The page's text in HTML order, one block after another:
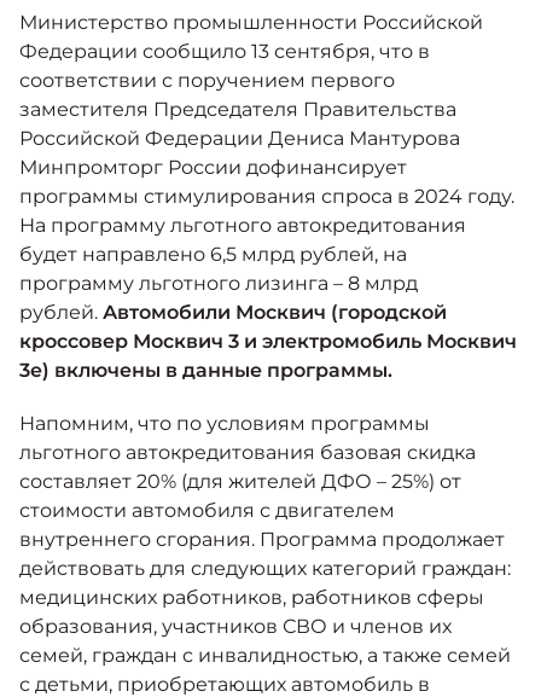
Яркий динамичный седан
от 2 237 000 ₽*
Москвич 3 с ручным
управлением (РУ)
Кроссовер, создающий равные
возможности
от 2 069 000 ₽*
Москвич 8
Практичный семиместный
от 3 125 000 ₽*
Кредитные программы
Спецпредложения
Калькулятор трейд-ин
Страховые программы
Моторное масло
СЕРВИСНЫЕ АКЦИИ
АКСЕССУАРЫ
КОНТАКТЫ
Министерство промышленности Российской
Федерации сообщило 13 сентября, что в
соответствии с поручением первого
заместителя Председателя Правительства
Российской Федерации Дениса Мантурова
Минпромторг России дофинансирует
программы стимулирования спроса в 2024 году.
На программу льготного автокредитования
будет направлено 6,5 млрд рублей, на
программу льготного лизинга – 8 млрд
рублей. Автомобили Москвич (городской
кроссовер Москвич 3 и электромобиль Москвич
3е) включены в данные программы.
Напомним, что по условиям программы
льготного автокредитования базовая скидка
составляет 20% (для жителей ДФО – 25%) от
стоимости автомобиля с двигателем
внутреннего сгорания. Программа продолжает
действовать для следующих категорий граждан:
медицинских работников, работников сферы
образования, участников СВО и членов их
семей, граждан с инвалидностью, а также семей
с детьми, приобретающих автомобиль в